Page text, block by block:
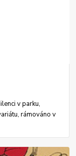
v parku,
rámováno v